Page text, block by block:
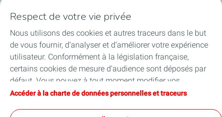
Certificats d'économies d'énergie
Nos partenaires
Collaborer avec TotalEnergies
Accessibilité
Respect de votre vie privée
Nous utilisons des cookies et autres traceurs dans le but
de vous fournir, d’analyser et d’améliorer votre expérience
utilisateur. Conformément à la législation française,
certains cookies de mesure d'audience sont déposés par
défaut. Vous pouvez à tout moment modifier vos
paramètres de cookies en cliquant sur le bouton « Gérer
Accéder à la charte de données personnelles et traceurs